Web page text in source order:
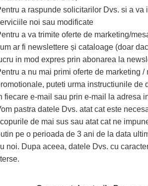
a raspunde solicitarilor Dvs. si a va
noi sau modificate
a va trimite oferte de marketing/
ar fi newslettere și cataloage (doar
in mod expres prin abonarea la
a nu mai primi oferte de marketing /
puteti urma instructiunile de
fiecare e-mail sau prin e-mail la adresa
pastra datele Dvs. atat cat este
de mai sus sau atat cat ne
pe o perioada de 3 ani de la data
noi. Dupa aceea, datele Dvs. cu